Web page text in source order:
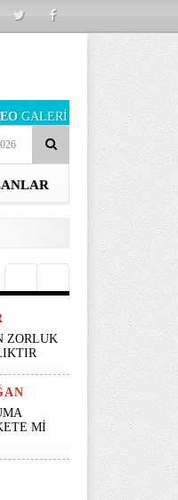
GALERİ
ZORLUK
Mİ